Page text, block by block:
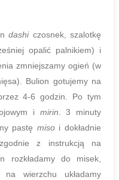
dashiczosnek, szalotkę
opalić palnikiem) i
zmniejszamy ogień (w
Bulion gotujemy na
4-6 godzin. Po tym
i mirin. 3 minuty
pastę misoi dokładnie
z instrukcją na
rozkładamy do misek,
wierzchu układamy